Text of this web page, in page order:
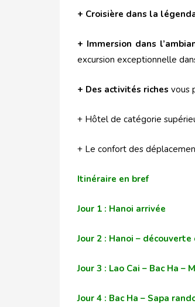
+ Croisière dans la
+ Immersion dans
excursion exceptionnelle
+ Des activités riches vous
+ Hôtel de catégorie
+ Le confort des
Itinéraire en bref
Jour 1 : Hanoi arrivée
Jour 2 : Hanoi –
Jour 3 : Lao Cai – Bac Ha –
Jour 4 : Bac Ha – Sapa